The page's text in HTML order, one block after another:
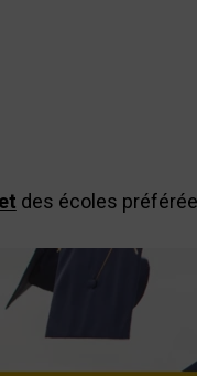
des écoles